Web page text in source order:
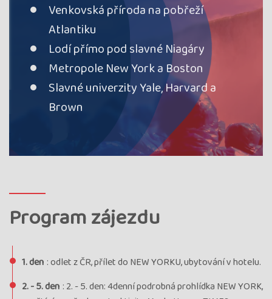
Venkovská příroda na pobřeží
Atlantiku
Lodí přímo pod slavné Niagáry
Metropole New York a Boston
Slavné univerzity Yale, Harvard a
Brown
Program zájezdu
1. den : odlet z ČR, přílet do NEW YORKU, ubytování v hotelu.
2. - 5. den : 2. - 5. den: 4denní podrobná prohlídka NEW YORK,